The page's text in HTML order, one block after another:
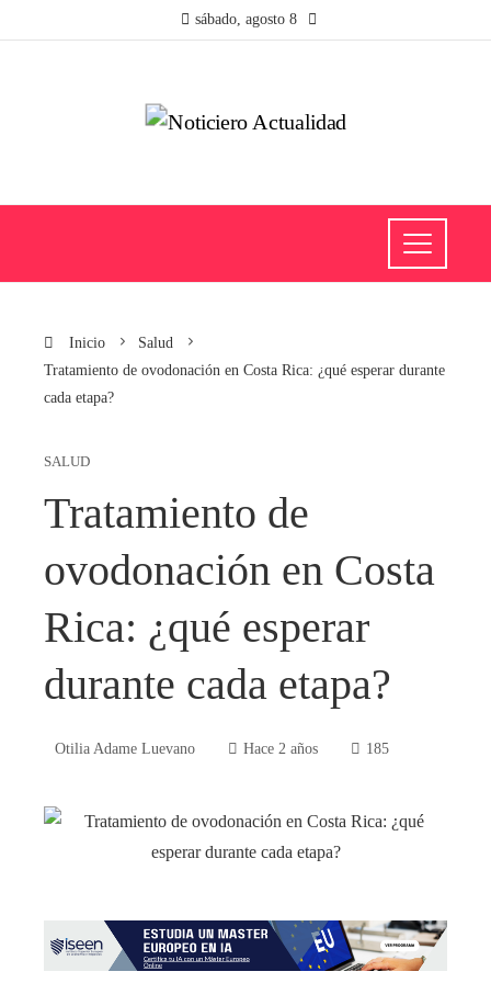
sábado, agosto 8
Inicio
Salud
Tratamiento de ovodonación en Costa Rica: ¿qué esperar durante
cada etapa?
SALUD
Tratamiento de
ovodonación en Costa
Rica: ¿qué esperar
durante cada etapa?
Otilia Adame Luevano Hace 2 años 185